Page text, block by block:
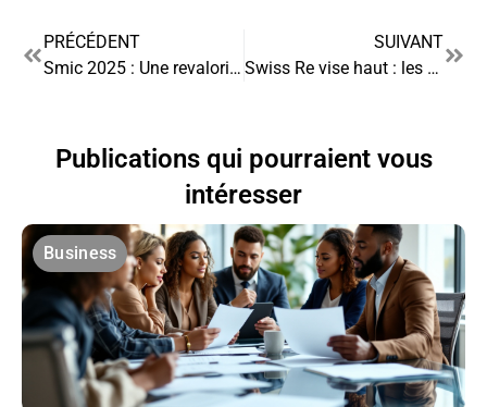
PRÉCÉDENT
Smic 2025 : Une revalorisation automatique en vue ?
SUIVANT
Swiss Re vise haut : les ambitions du géant de la réassurance pour 2025
Publications qui pourraient vous
intéresser
Business